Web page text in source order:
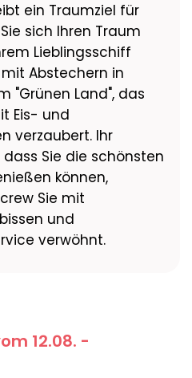
ein Traumziel für
sich Ihren Traum
Lieblingsschiff
Abstechern in
"Grünen Land", das
Eis- und
verzaubert. Ihr
Sie die schönsten
können,
Sie mit
und
verwöhnt.
12.08. -